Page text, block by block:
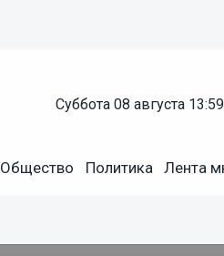
суббота 08 августа 13:59
Общество Политика Лента
500 человек